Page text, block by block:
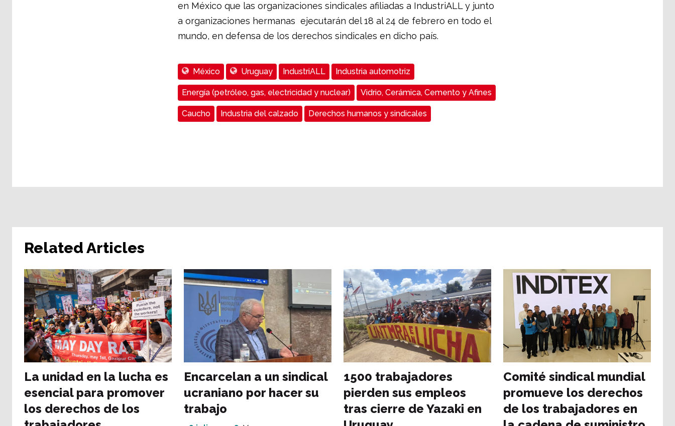
en México que las organizaciones sindicales afiliadas a IndustriALL y junto
a organizaciones hermanas ejecutarán del 18 al 24 de febrero en todo el
mundo, en defensa de los derechos sindicales en dicho país.
México Uruguay IndustriALL Industria automotriz
Energía (petróleo, gas, electricidad y nuclear) Vidrio, Cerámica, Cemento y Afines
Caucho Industria del calzado Derechos humanos y sindicales
Related Articles
La unidad en la lucha es
esencial para promover
los derechos de los
Encarcelan a un sindical
ucraniano por hacer su
trabajo
1500 trabajadores
pierden sus empleos
tras cierre de Yazaki en
Comité sindical mundial
promueve los derechos
de los trabajadores en